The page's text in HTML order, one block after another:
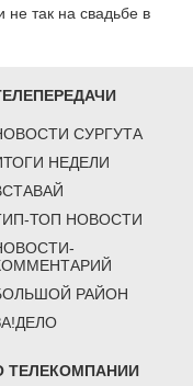
так на свадьбе в
СУРГУТА
НЕДЕЛИ
ТОП НОВОСТИ
РАЙОН
ТЕЛЕКОМПАНИИ